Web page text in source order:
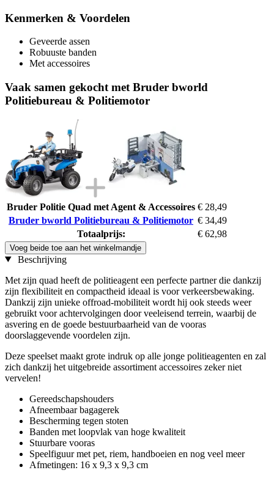
Kenmerken & Voordelen
Geveerde assen
Robuuste banden
Met accessoires
Vaak samen gekocht met Bruder bworld
Politiebureau & Politiemotor
Bruder Politie Quad met Agent & Accessoires € 28,49
Bruder bworld Politiebureau & Politiemotor € 34,49
Totaalprijs:
€ 62,98
Voeg beide toe aan het winkelmandje
Beschrijving
Met zijn quad heeft de politieagent een perfecte partner die dankzij
zijn flexibiliteit en compactheid ideaal is voor verkeersbewaking.
Dankzij zijn unieke offroad-mobiliteit wordt hij ook steeds weer
gebruikt voor achtervolgingen door veeleisend terrein, waarbij de
asvering en de goede bestuurbaarheid van de vooras
doorslaggevende voordelen zijn.
Deze speelset maakt grote indruk op alle jonge politieagenten en zal
zich dankzij het uitgebreide assortiment accessoires zeker niet
vervelen!
Gereedschapshouders
Afneembaar bagagerek
Bescherming tegen stoten
Banden met loopvlak van hoge kwaliteit
Stuurbare vooras
Speelfiguur met pet, riem, handboeien en nog veel meer
Afmetingen: 16 x 9,3 x 9,3 cm